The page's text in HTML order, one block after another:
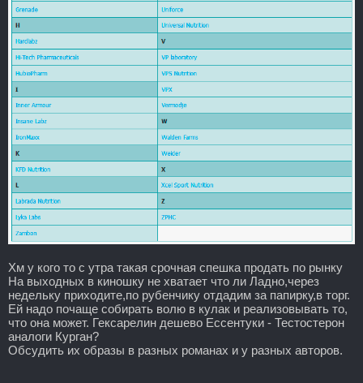
Хм у кого то с утра такая срочная спешка продать по рынку
На выходных в киношку не хватает что ли Ладно,через
недельку приходите,по рубенчику отдадим за папирку,в торг.
Ей надо почаще собирать волю в кулак и реализовывать то,
что она может. Гексарелин дешево Ессентуки - Тестостерон
аналоги Курган?
Обсудить их образы в разных романах и у разных авторов.